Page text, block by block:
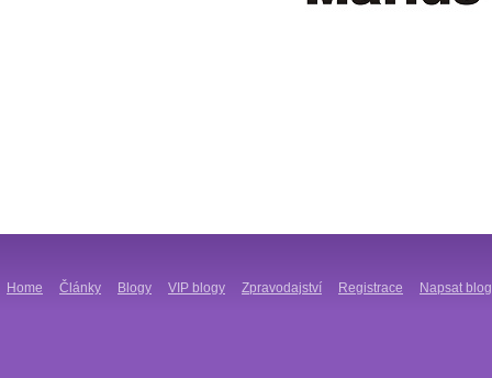
Home Články Blogy VIP blogy Zpravodajství Registrace Napsat blog